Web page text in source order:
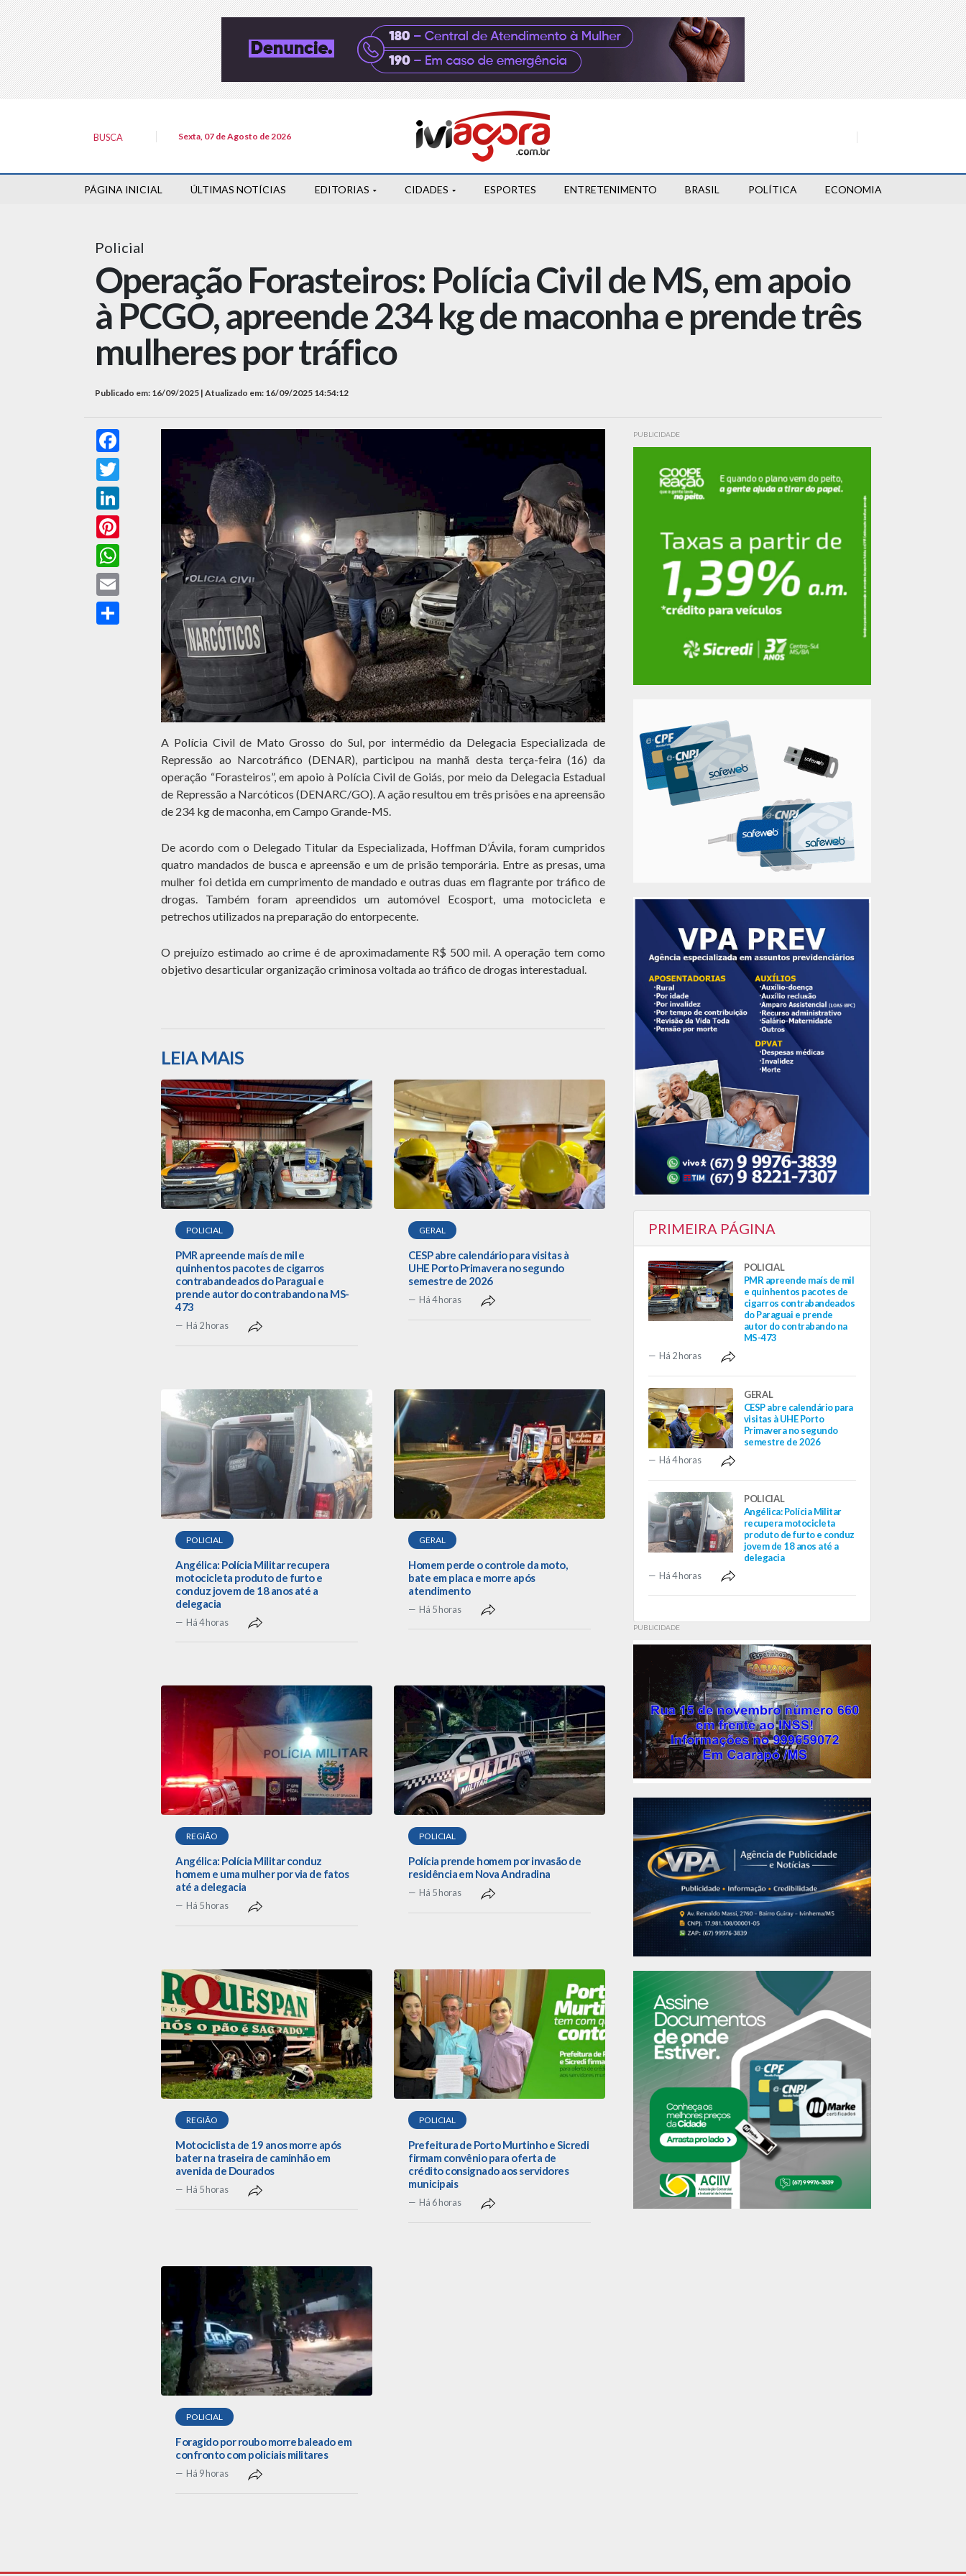
BUSCA Sexta, 07 de Agosto de 2026
PÁGINA INICIAL ÚLTIMAS NOTÍCIAS EDITORIAS CIDADES ESPORTES ENTRETENIMENTO BRASIL POLÍTICA ECONOMIA
Policial
Operação Forasteiros: Polícia Civil de MS, em apoio
à PCGO, apreende 234 kg de maconha e prende três
mulheres por tráfico
Publicado em: 16/09/2025 | Atualizado em: 16/09/2025 14:54:12
LinkedIn
Pinterest
WhatsApp
Compartilhar
A Polícia Civil de Mato Grosso do Sul, por intermédio da Delegacia Especializada de
Repressão ao Narcotráfico (DENAR), participou na manhã desta terça-feira (16) da
operação “Forasteiros”, em apoio à Polícia Civil de Goiás, por meio da Delegacia Estadual
de Repressão a Narcóticos (DENARC/GO). A ação resultou em três prisões e na apreensão
de 234 kg de maconha, em Campo Grande-MS.
De acordo com o Delegado Titular da Especializada, Hoffman D’Ávila, foram cumpridos
quatro mandados de busca e apreensão e um de prisão temporária. Entre as presas, uma
mulher foi detida em cumprimento de mandado e outras duas em flagrante por tráfico de
drogas. Também foram apreendidos um automóvel Ecosport, uma motocicleta e
petrechos utilizados na preparação do entorpecente.
O prejuízo estimado ao crime é de aproximadamente R$ 500 mil. A operação tem como
objetivo desarticular organização criminosa voltada ao tráfico de drogas interestadual.
LEIA MAIS
POLICIAL
PMR apreende maís de mil e
quinhentos pacotes de cigarros
contrabandeados do Paraguai e
prende autor do contrabando na MS-
473
Há 2 horas
GERAL
CESP abre calendário para visitas à
UHE Porto Primavera no segundo
semestre de 2026
Há 4 horas
POLICIAL
Angélica: Polícia Militar recupera
motocicleta produto de furto e
conduz jovem de 18 anos até a
delegacia
Há 4 horas
GERAL
Homem perde o controle da moto,
bate em placa e morre após
atendimento
Há 5 horas
REGIÃO
Angélica: Polícia Militar conduz
homem e uma mulher por via de fatos
até a delegacia
Há 5 horas
POLICIAL
Polícia prende homem por invasão de
residência em Nova Andradina
Há 5 horas
REGIÃO
Motociclista de 19 anos morre após
bater na traseira de caminhão em
avenida de Dourados
Há 5 horas
POLICIAL
Prefeitura de Porto Murtinho e Sicredi
firmam convênio para oferta de
crédito consignado aos servidores
municipais
Há 6 horas
POLICIAL
Foragido por roubo morre baleado em
confronto com policiais militares
Há 9 horas
PUBLICIDADE
PRIMEIRA PÁGINA
POLICIAL
PMR apreende maís de mil
e quinhentos pacotes de
cigarros contrabandeados
do Paraguai e prende
autor do contrabando na
MS-473
Há 2 horas
GERAL
CESP abre calendário para
visitas à UHE Porto
Primavera no segundo
semestre de 2026
Há 4 horas
POLICIAL
Angélica: Polícia Militar
recupera motocicleta
produto de furto e conduz
jovem de 18 anos até a
delegacia
Há 4 horas
PUBLICIDADE